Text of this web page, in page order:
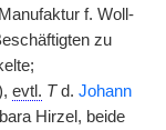
f. Woll-
zu
evtl. Td. Johann
Hirzel, beide